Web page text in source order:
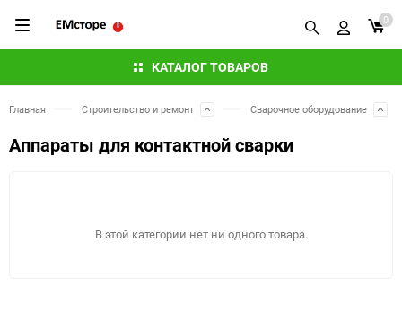
КАТАЛОГ ТОВАРОВ
0
Главная Строительство и ремонт Сварочное оборудование
Аппараты для контактной сварки
В этой категории нет ни одного товара.